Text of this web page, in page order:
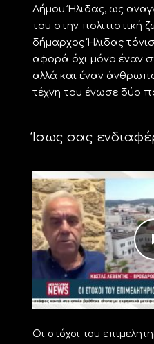
Δήμου Ήλιδας, ως
του στην πολιτιστική
δήμαρχος Ήλιδας
αφορά όχι μόνο έναν
αλλά και έναν
τέχνη του ένωσε δύο
Ίσως σας
Οι στόχοι του